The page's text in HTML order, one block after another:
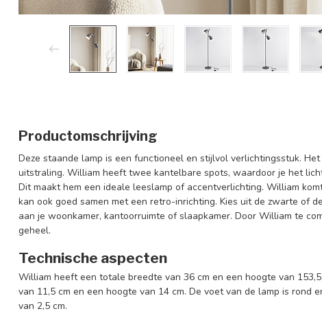
Productomschrijving
Deze staande lamp is een functioneel en stijlvol verlichtingsstuk.
uitstraling. William heeft twee kantelbare spots, waardoor je het
Dit maakt hem een ideale leeslamp of accentverlichting. William
kan ook goed samen met een retro-inrichting. Kies uit de zwarte of
aan je woonkamer, kantoorruimte of slaapkamer. Door William te
geheel.
Technische aspecten
William heeft een totale breedte van 36 cm en een hoogte van
van 11,5 cm en een hoogte van 14 cm. De voet van de lamp is rond
van 2,5 cm.